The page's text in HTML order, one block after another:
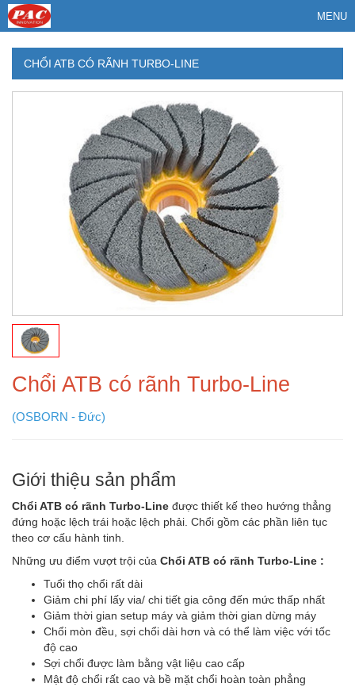
MENU
CHỔI ATB CÓ RÃNH TURBO-LINE
Chổi ATB có rãnh Turbo-Line
(OSBORN - Đức)
Giới thiệu sản phẩm
Chổi ATB có rãnh Turbo-Line được thiết kế theo hướng thẳng
đứng hoặc lệch trái hoặc lệch phải. Chổi gồm các phần liên tục
theo cơ cấu hành tinh.
Những ưu điểm vượt trội của Chổi ATB có rãnh Turbo-Line :
Tuổi thọ chổi rất dài
Giảm chi phí lấy via/ chi tiết gia công đến mức thấp nhất
Giảm thời gian setup máy và giảm thời gian dừng máy
Chổi mòn đều, sợi chổi dài hơn và có thể làm việc với tốc
độ cao
Sợi chổi được làm bằng vật liệu cao cấp
Mật độ chổi rất cao và bề mặt chổi hoàn toàn phẳng